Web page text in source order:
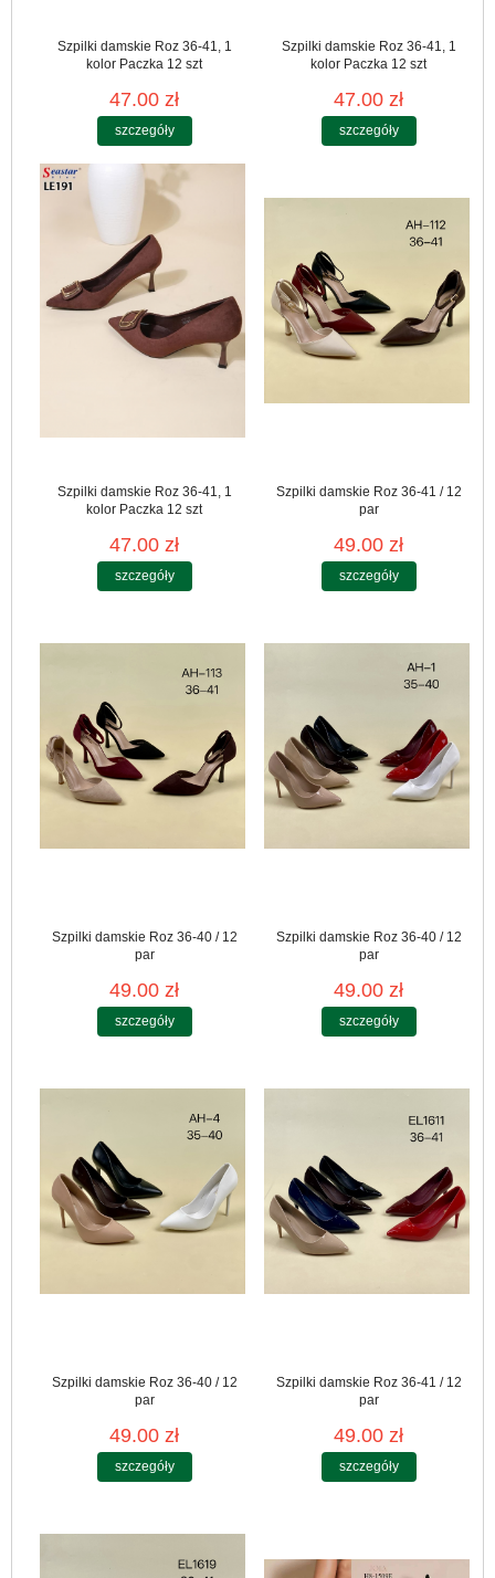
Szpilki damskie Roz 36-41, 1
kolor Paczka 12 szt
47.00 zł
szczegóły
Szpilki damskie Roz 36-41, 1
kolor Paczka 12 szt
47.00 zł
szczegóły
Szpilki damskie Roz 36-41, 1
kolor Paczka 12 szt
47.00 zł
szczegóły
Szpilki damskie Roz 36-41 / 12
par
49.00 zł
szczegóły
Szpilki damskie Roz 36-40 / 12
par
49.00 zł
szczegóły
Szpilki damskie Roz 36-40 / 12
par
49.00 zł
szczegóły
Szpilki damskie Roz 36-40 / 12
par
49.00 zł
szczegóły
Szpilki damskie Roz 36-41 / 12
par
49.00 zł
szczegóły